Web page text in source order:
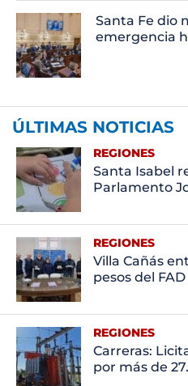
Santa Fe dio
emergencia
ÚLTIMAS NOTICIAS
REGIONES
Santa Isabel
Parlamento
REGIONES
Villa Cañás
pesos del
REGIONES
Carreras:
por más de